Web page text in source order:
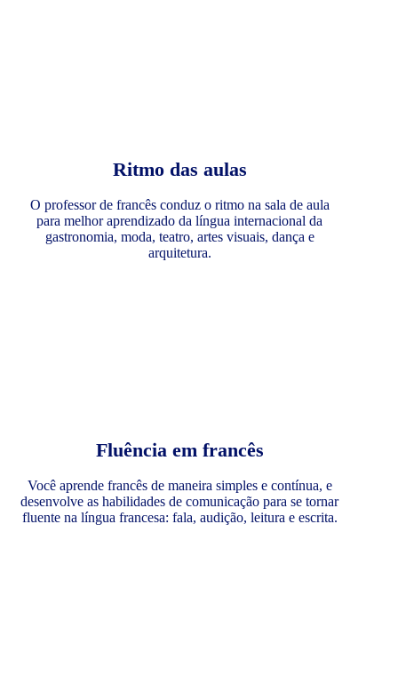
Ritmo das aulas
O professor de francês conduz o ritmo na sala de aula
para melhor aprendizado da língua internacional da
gastronomia, moda, teatro, artes visuais, dança e
arquitetura.
Fluência em francês
Você aprende francês de maneira simples e contínua, e
desenvolve as habilidades de comunicação para se tornar
fluente na língua francesa: fala, audição, leitura e escrita.